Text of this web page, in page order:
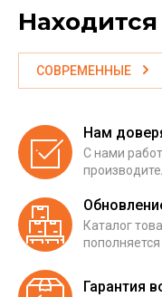
СОВРЕМЕННЫЕ
Нам
С нами
Каталог
пополняется
Гарантия